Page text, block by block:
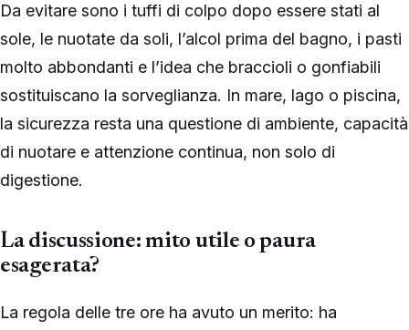
Da evitare sono i tuffi di colpo dopo essere stati al
sole, le nuotate da soli, l’alcol prima del bagno, i pasti
molto abbondanti e l’idea che braccioli o gonfiabili
sostituiscano la sorveglianza. In mare, lago o piscina,
la sicurezza resta una questione di ambiente, capacità
di nuotare e attenzione continua, non solo di
digestione.
La discussione: mito utile o paura
esagerata?
La regola delle tre ore ha avuto un merito: ha